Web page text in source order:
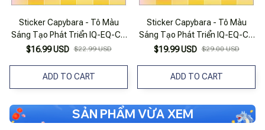
Sticker Capybara - Tô Màu
Sáng Tạo Phát Triển IQ-EQ-CQ
- Giấc Mơ Về Tương Lai
$16.99 USD $22.99 USD
ADD TO CART
Sticker Capybara - Tô Màu
Sáng Tạo Phát Triển IQ-EQ-CQ
- Giấc Mơ Về Tương Lai
$19.99 USD $29.00 USD
ADD TO CART
SẢN PHẨM VỪA XEM